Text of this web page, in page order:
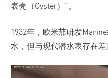
表壳（Oyster）”。
1932年， 欧米茄研发
水，但与现代潜水表存在差